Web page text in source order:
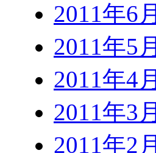
2011年6月
2011年5月
2011年4月
2011年3月
2011年2月